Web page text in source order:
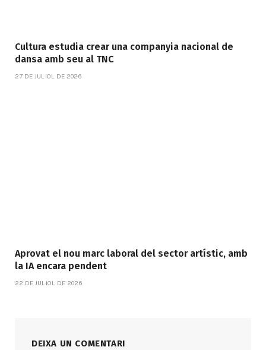
Cultura estudia crear una companyia nacional de
dansa amb seu al TNC
27 DE JULIOL DE 2026
Aprovat el nou marc laboral del sector artístic, amb
la IA encara pendent
22 DE JULIOL DE 2026
DEIXA UN COMENTARI